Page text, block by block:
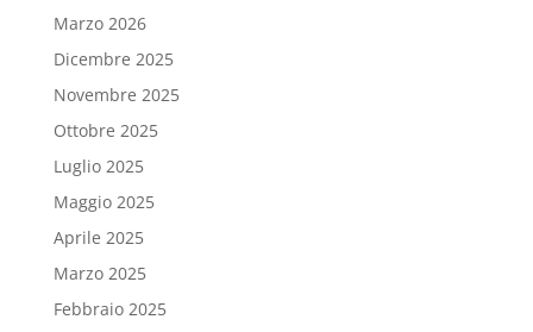
Marzo 2026
Dicembre 2025
Novembre 2025
Ottobre 2025
Luglio 2025
Maggio 2025
Aprile 2025
Marzo 2025
Febbraio 2025